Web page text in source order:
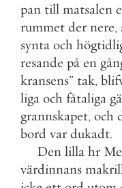
pan till matsalen
rummet der nere,
synta och
resande på en
kransens” tak,
liga och fåtaliga
grannskapet, och
bord var dukadt.
Den lilla hr
värdinnans